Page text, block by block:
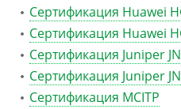
Сертификация Huawei
Сертификация Huawei
Сертификация Juniper
Сертификация Juniper
Сертификация MCITP